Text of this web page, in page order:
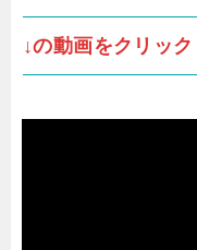
↓の動画をクリッ